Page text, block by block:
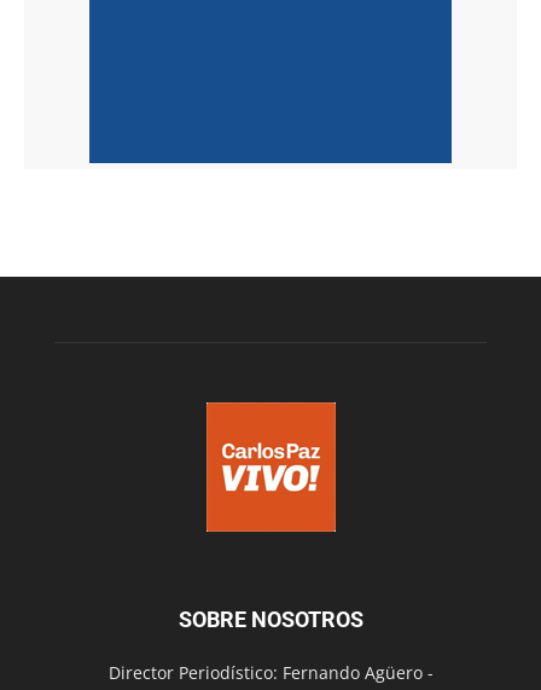
SOBRE NOSOTROS
Director Periodístico: Fernando Agüero -